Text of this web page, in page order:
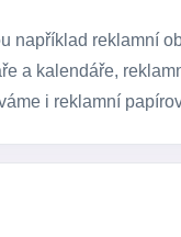
například reklamní
a kalendáře,
i reklamní